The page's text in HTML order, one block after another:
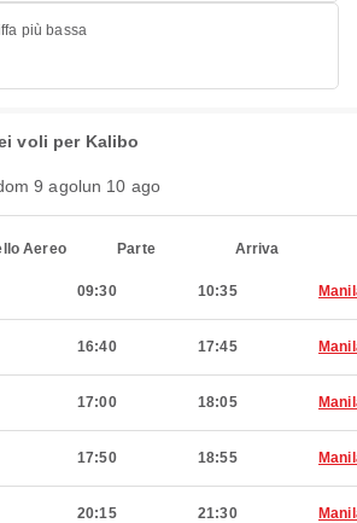
più bassa
voli per Kalibo
9 agolun 10 ago
Aereo Parte Arriva
09:30 10:35
16:40 17:45
17:00 18:05
17:50 18:55
20:15 21:30